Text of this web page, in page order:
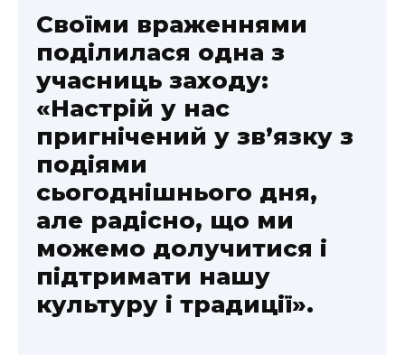
Своїми враженнями
поділилася одна з
учасниць заходу:
«Настрій у нас
пригнічений у зв’язку з
подіями
сьогоднішнього дня,
але радісно, що ми
можемо долучитися і
підтримати нашу
культуру і традиції».